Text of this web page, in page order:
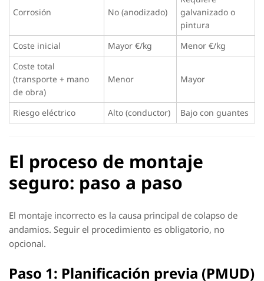
Corrosión No (anodizado)
galvanizado o
pintura
Coste inicial
Mayor €/kg
Menor €/kg
Coste total
(transporte + mano
de obra)
Menor Mayor
Riesgo eléctrico Alto (conductor) Bajo con guantes
El proceso de montaje
seguro: paso a paso
El montaje incorrecto es la causa principal de colapso de
andamios. Seguir el procedimiento es obligatorio, no
opcional.
Paso 1: Planificación previa (PMUD)